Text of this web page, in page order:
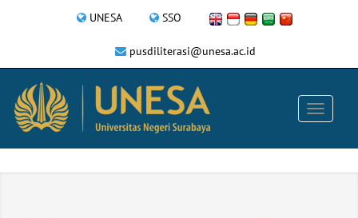
UNESA SSO
pusdiliterasi@unesa.ac.id